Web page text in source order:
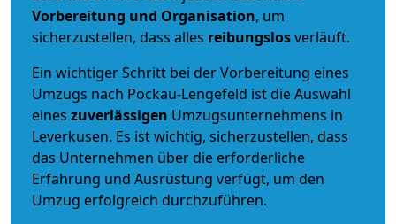
Vorbereitung und Organisation, um
sicherzustellen, dass alles reibungslosverläuft.
Ein wichtiger Schritt bei der Vorbereitung eines
Umzugs nach Pockau-Lengefeld ist die Auswahl
eines zuverlässigen Umzugsunternehmens in
Leverkusen. Es ist wichtig, sicherzustellen, dass
das Unternehmen über die erforderliche
Erfahrung und Ausrüstung verfügt, um den
Umzug erfolgreich durchzuführen.